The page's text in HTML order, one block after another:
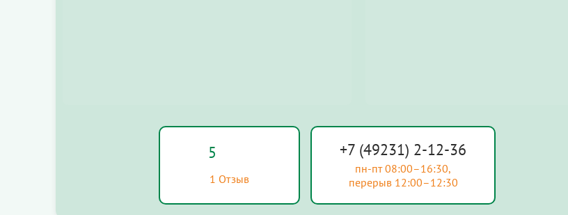
5
1 Отзыв
+7 (49231) 2-12-36
пн-пт 08:00–16:30,
перерыв 12:00–12:30